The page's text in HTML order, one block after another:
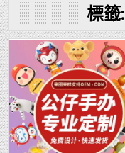
標籤:
Posted
in